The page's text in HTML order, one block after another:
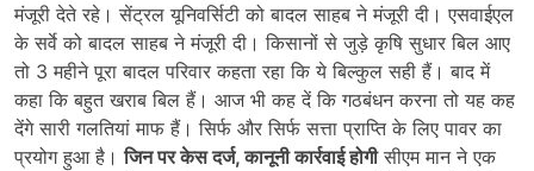
मंजूरी देते रहे। सेंट्रल यूनिवर्सिटी को बादल साहब ने मंजूरी दी। एसवाईएल
के सर्वे को बादल साहब ने मंजूरी दी। किसानों से जुड़े कृषि सुधार बिल आए
तो 3 महीने पूरा बादल परिवार कहता रहा कि ये बिल्कुल सही हैं। बाद में
कहा कि बहुत खराब बिल हैं। आज भी कह दें कि गठबंधन करना तो यह कह
देंगे सारी गलतियां माफ हैं। सिर्फ और सिर्फ सत्ता प्राप्ति के लिए पावर का
प्रयोग हुआ है।जिन पर केस दर्ज, कानूनी कार्रवाई होगीसीएम मान ने एक